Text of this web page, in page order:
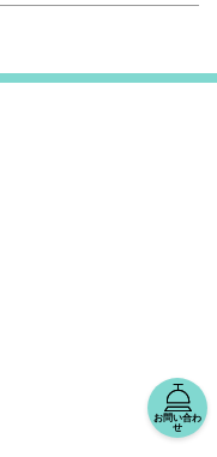
お問い合わ
せ